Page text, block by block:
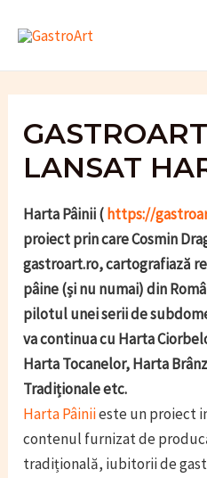
LANSAT
Harta Pâinii ( https://
proiect prin care Cosmin
gastroart.ro, cartografiază
pâine (și nu numai) din
pilotul unei serii de
va continua cu Harta
Harta Tocanelor, Harta
Tradiționale etc.
Harta Pâiniieste un proiect
contenul furnizat de
tradițională, iubitorii de